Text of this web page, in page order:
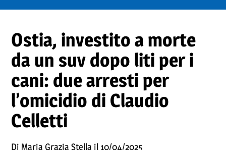
Ostia, investito a morte
da un suv dopo liti per i
cani: due arresti per
l’omicidio di Claudio
Celletti
Di Maria Grazia Stella il 10/04/2025